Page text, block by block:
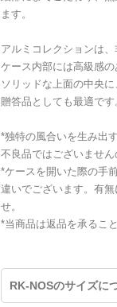
ます。
アルミコレクションは
ケース内部には高級感
ソリッドな上面の中央
贈答品としても最適です
*独特の風合いを生み出
不良品ではございません
*ケースを開いた際の手
違いでございます。有
せ。
*当商品は返品を承るこ
RK-NOSのサイズに